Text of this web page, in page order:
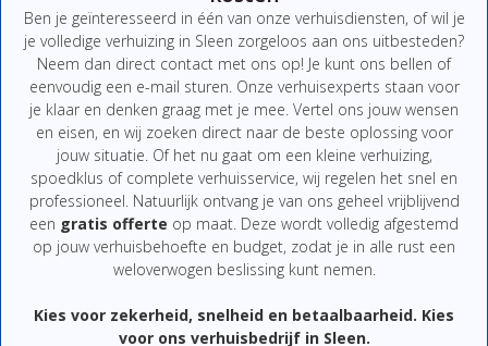
Ben je geïnteresseerd in één van onze verhuisdiensten, ofwil je
je volledige verhuizing in Sleen zorgeloos aan ons uitbesteden?
Neem dan direct contact met ons op! Je kunt ons bellen of
eenvoudig een e-mail sturen. Onze verhuisexperts staan voor
je klaar en denken graag met je mee. Vertel ons jouw wensen
en eisen, en wij zoeken direct naar de beste oplossing voor
jouw situatie. Of het nu gaat om een kleine verhuizing,
spoedklus of complete verhuisservice, wij regelen het snel en
professioneel. Natuurlijk ontvang je van ons geheel vrijblijvend
een gratis offerte op maat. Deze wordt volledig afgestemd
op jouw verhuisbehoefte en budget, zodat je in alle rust een
weloverwogen beslissing kunt nemen.
Kies voor zekerheid, snelheid en betaalbaarheid. Kies
voor ons verhuisbedrijf in Sleen.